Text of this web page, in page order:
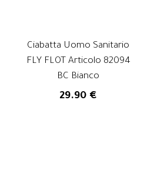
Ciabatta Uomo Sanitario
FLY FLOT Articolo 82094
BC Bianco
29.90 €